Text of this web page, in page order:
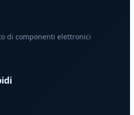
di componenti elettronici